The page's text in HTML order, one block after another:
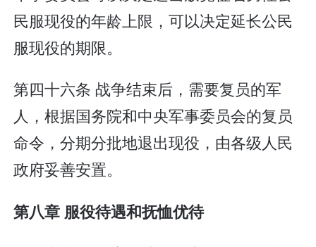
民服现役的年龄上限，可以决定延长公民
服现役的期限。
第四十六条 战争结束后，需要复员的军
人，根据国务院和中央军事委员会的复员
命令，分期分批地退出现役，由各级人民
政府妥善安置。
第八章 服役待遇和抚恤优待